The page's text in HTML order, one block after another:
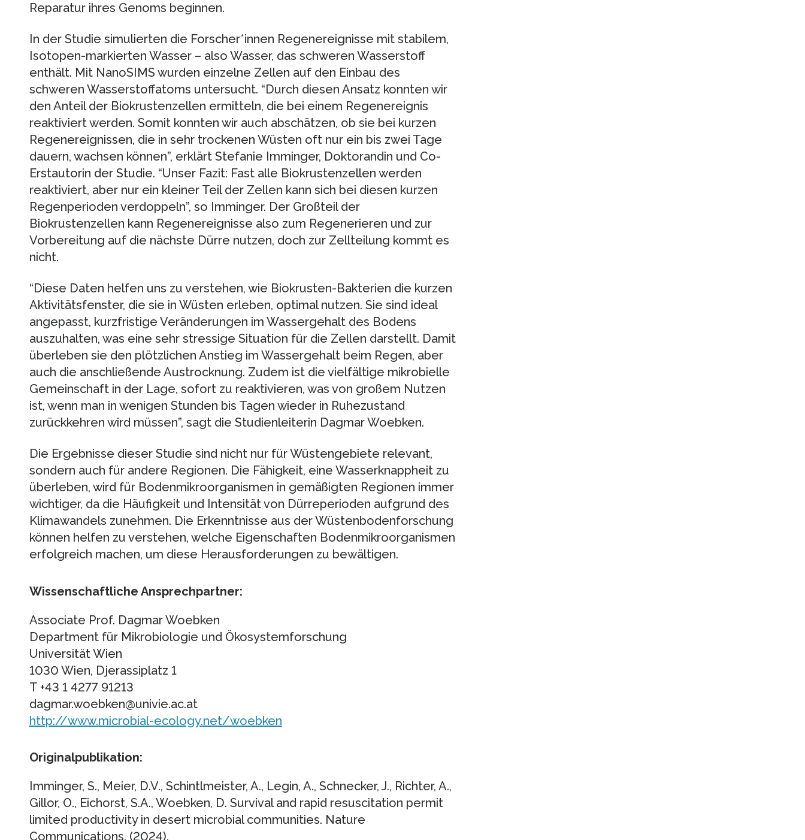
Reparatur ihres Genoms beginnen.
In der Studie simulierten die Forscher*innen Regenereignisse mit stabilem,
Isotopen-markierten Wasser – also Wasser, das schweren Wasserstoff
enthält. Mit NanoSIMS wurden einzelne Zellen auf den Einbau des
schweren Wasserstoffatoms untersucht. “Durch diesen Ansatz konnten wir
den Anteil der Biokrustenzellen ermitteln, die bei einem Regenereignis
reaktiviert werden. Somit konnten wir auch abschätzen, ob sie bei kurzen
Regenereignissen, die in sehr trockenen Wüsten oft nur ein bis zwei Tage
dauern, wachsen können”, erklärt Stefanie Imminger, Doktorandin und Co-
Erstautorin der Studie. “Unser Fazit: Fast alle Biokrustenzellen werden
reaktiviert, aber nur ein kleiner Teil der Zellen kann sich bei diesen kurzen
Regenperioden verdoppeln”, so Imminger. Der Großteil der
Biokrustenzellen kann Regenereignisse also zum Regenerieren und zur
Vorbereitung auf die nächste Dürre nutzen, doch zur Zellteilung kommt es
nicht.
“Diese Daten helfen uns zu verstehen, wie Biokrusten-Bakterien die kurzen
Aktivitätsfenster, die sie in Wüsten erleben, optimal nutzen. Sie sind ideal
angepasst, kurzfristige Veränderungen im Wassergehalt des Bodens
auszuhalten, was eine sehr stressige Situation für die Zellen darstellt. Damit
überleben sie den plötzlichen Anstieg im Wassergehalt beim Regen, aber
auch die anschließende Austrocknung. Zudem ist die vielfältige mikrobielle
Gemeinschaft in der Lage, sofort zu reaktivieren, was von großem Nutzen
ist, wenn man in wenigen Stunden bis Tagen wieder in Ruhezustand
zurückkehren wird müssen”, sagt die Studienleiterin Dagmar Woebken.
Die Ergebnisse dieser Studie sind nicht nur für Wüstengebiete relevant,
sondern auch für andere Regionen. Die Fähigkeit, eine Wasserknappheit zu
überleben, wird für Bodenmikroorganismen in gemäßigten Regionen immer
wichtiger, da die Häufigkeit und Intensität von Dürreperioden aufgrund des
Klimawandels zunehmen. Die Erkenntnisse aus der Wüstenbodenforschung
können helfen zu verstehen, welche Eigenschaften Bodenmikroorganismen
erfolgreich machen, um diese Herausforderungen zu bewältigen.
Wissenschaftliche Ansprechpartner:
Associate Prof. Dagmar Woebken
Department für Mikrobiologie und Ökosystemforschung
Universität Wien
1030 Wien, Djerassiplatz 1
T +43 1 4277 91213
dagmar.woebken@univie.ac.at
http://www.microbial-ecology.net/woebken
Originalpublikation:
Imminger, S., Meier, D.V., Schintlmeister, A., Legin, A., Schnecker, J., Richter, A.,
Gillor, O., Eichorst, S.A., Woebken, D. Survival and rapid resuscitation permit
limited productivity in desert microbial communities. Nature
Communications. (2024).